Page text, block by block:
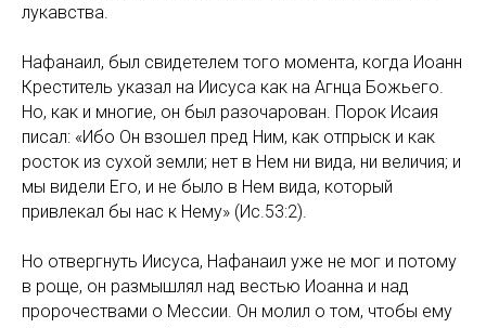
лукавства.
Нафанаил, был свидетелем того момента, когда Иоанн
Креститель указал на Иисуса как на Агнца Божьего.
Но, как и многие, он был разочарован. Порок Исаия
писал: «Ибо Он взошел пред Ним, как отпрыск и как
росток из сухой земли; нет в Нем ни вида, ни величия; и
мы видели Его, и не было в Нем вида, который
привлекал бы нас к Нему» (Ис.53:2).
Но отвергнуть Иисуса, Нафанаил уже не мог и потому
в роще, он размышлял над вестью Иоанна и над
пророчествами о Мессии. Он молил о том, чтобы ему